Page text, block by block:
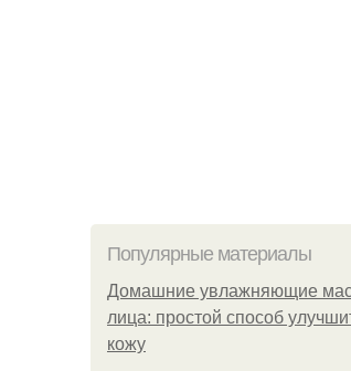
Популярные материалы
Домашние увлажняющие
лица: простой способ
кожу